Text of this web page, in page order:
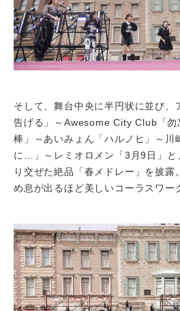
そして、舞台中央に半円状に並び、
告げる」～Awesome City Club「勿
棒」～あいみょん「ハルノヒ」～川
に…」～レミオロメン「3月9日」と
り交ぜた絶品「春メドレー」を披露
め息が出るほど美しいコーラスワー